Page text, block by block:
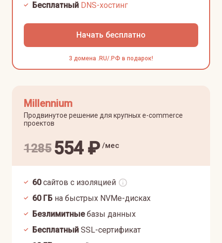
Бесплатный DNS-хостинг
Начать бесплатно
3 домена .RU/.РФ в подарок!
Millennium
Продвинутое решение для крупных e-commerce
проектов
1285 554₽ /мес
60 сайтов с изоляцией
60ГБ на быстрых NVMe-дисках
Безлимитныебазы данных
Бесплатный SSL-сертификат